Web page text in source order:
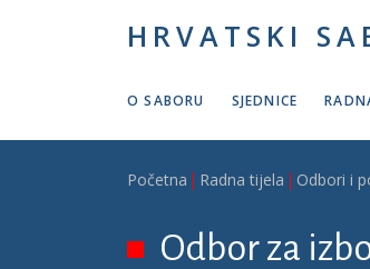
HRVATSKI
O SABORU SJEDNICE
Breadcrumb
Početna Radna tijela Odbori i
Odbor za